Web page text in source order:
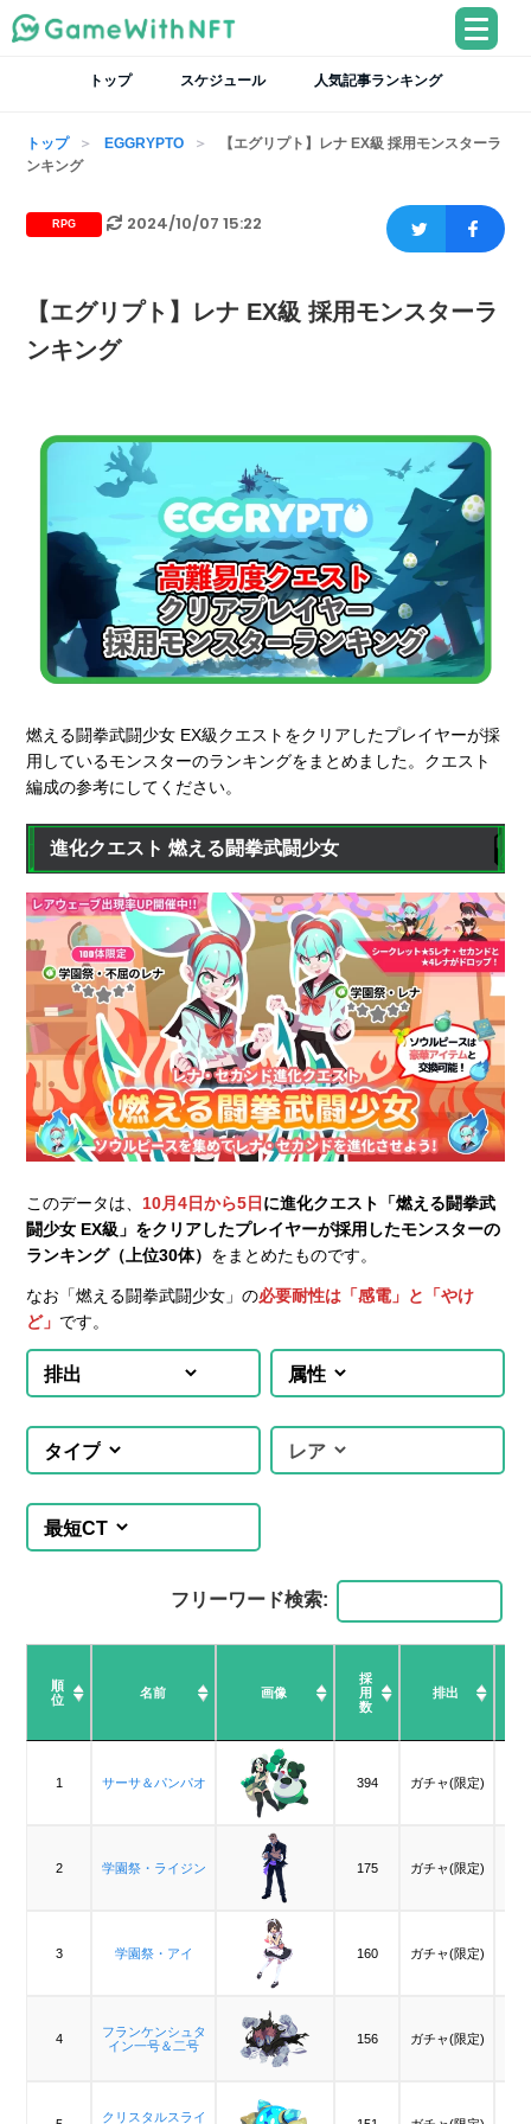
トップ スケジュール 人気記事ランキング
トップ EGGRYPTO
【エグリプト】レナ EX級 採用モンスターラ
ンキング
RPG 2024/10/07 15:22
【エグリプト】レナ EX級 採用モンスターラ
ンキング
燃える闘拳武闘少女 EX級クエストをクリアしたプレイヤーが採
用しているモンスターのランキングをまとめました。クエスト
編成の参考にしてください。
進化クエスト 燃える闘拳武闘少女
このデータは、 10月4日から5日 に進化クエスト「燃える闘拳武
闘少女 EX級」をクリアしたプレイヤーが採用したモンスターの
ランキング（上位30体） をまとめたものです。
なお「燃える闘拳武闘少女」の必要耐性は「感電」と「やけ
ど」 です。
フリーワード検索:
順
位
名前 画像
採
用
数
排出
画像
数
1
サーサ＆パンパオ 394 ガチャ(限定)
2 学園祭・ライジン 175 ガチャ(限定)
3 学園祭・アイ 160 ガチャ(限定)
4
フランケンシュタ
イン一号＆二号
156 ガチャ(限定)
クリスタルスライ
順
位
名前
1 サーサ＆パンパオ
2 学園祭・ライジン
3 学園祭・アイ
4
フランケンシュタ
イン一号＆二号
クリスタルスライ